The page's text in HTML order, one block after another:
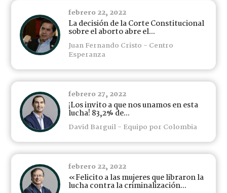
febrero 22, 2022
La decisión de la Corte Constitucional
sobre el aborto abre el...
Juan Fernando Cristo - Centro
Esperanza
febrero 27, 2022
¡Los invito a que nos unamos en esta
lucha! 83,2% de...
David Barguil - Equipo por Colombia
febrero 22, 2022
«Felicito a las mujeres que libraron la
lucha contra la criminalización...